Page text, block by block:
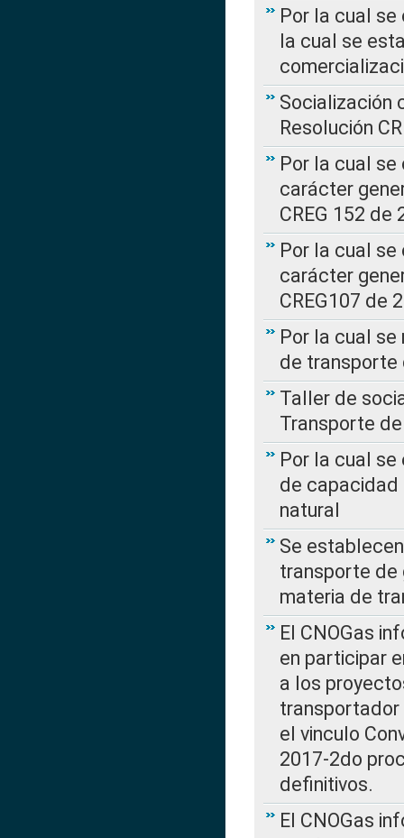
Por la cual se
la cual se
Socialización
Resolución
Por la cual
carácter
CREG 152 de
Por la cual
carácter
CREG107 de
Por la cual
de transporte
Taller de
Transporte
Por la cual
de capacidad
natural
Se
transporte de
materia de
El CNOGas
en participar
a los
transportador
el vinculo
2017-2do
definitivos.
El CNOGas